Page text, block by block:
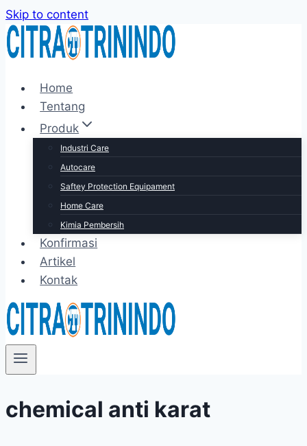
Skip to content
Home
Tentang
Produk
Industri Care
Autocare
Saftey Protection Equipament
Home Care
Kimia Pembersih
Konfirmasi
Artikel
Kontak
chemical anti karat